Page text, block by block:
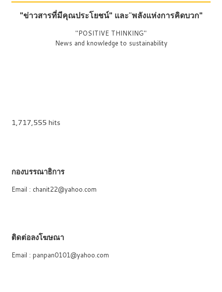
"ข่าวสารที่มีคุณประโยชน์" และ"พลังแห่งการคิดบวก"
"POSITIVE THINKING"
News and knowledge to sustainability
1,717,555 hits
กองบรรณาธิการ
Email : chanit22@yahoo.com
ติดต่อลงโฆษณา
Email : panpan0101@yahoo.com